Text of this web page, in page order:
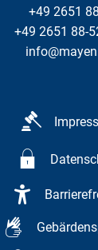
+49 2651
+49 2651 88-